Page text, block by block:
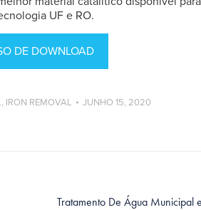
UF e RO.
DE DOWNLOAD
, IRON REMOVAL JUNHO 15, 2020
PróximoTratamento De Água Municipal